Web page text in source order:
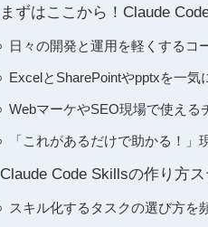
まずはここから！Claude
日々の開発と運用を軽くするコ
ExcelとSharePointやpptxを一
WebマーケやSEO現場で使える
「これがあるだけで助かる！
Claude Code Skillsの作り方
スキル化するタスクの選び方を